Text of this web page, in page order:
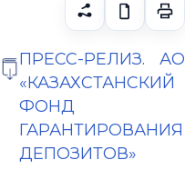
ПРЕСС-РЕЛИЗ. АО
«КАЗАХСТАНСКИЙ
ФОНД
ГАРАНТИРОВАНИЯ
ДЕПОЗИТОВ»